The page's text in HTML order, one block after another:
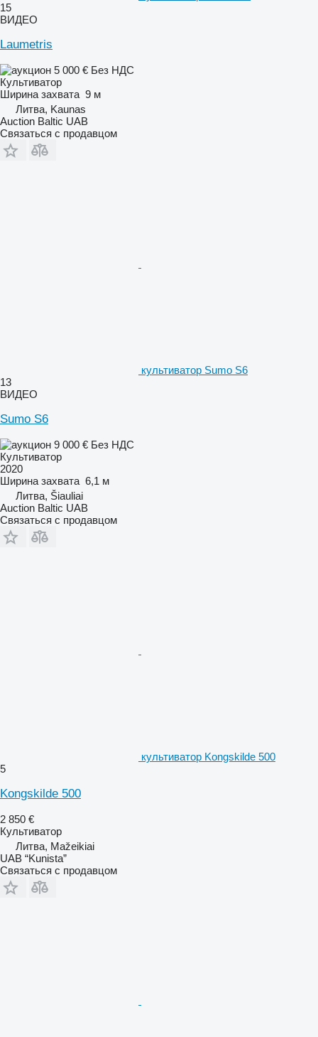
15
ВИДЕО
Laumetris
5 000 € Без НДС
Культиватор
Ширина захвата 9 м
Литва, Kaunas
Auction Baltic UAB
Связаться с продавцом
культиватор Sumo S6
13
ВИДЕО
Sumo S6
9 000 € Без НДС
Культиватор
2020
Ширина захвата 6,1 м
Литва, Šiauliai
Auction Baltic UAB
Связаться с продавцом
культиватор Kongskilde 500
5
Kongskilde 500
2 850 €
Культиватор
Литва, Mažeikiai
UAB “Kunista”
Связаться с продавцом